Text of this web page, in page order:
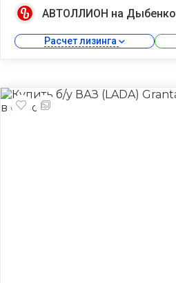
АВТОЛЛИОН на Дыбенко
Расчет лизинга